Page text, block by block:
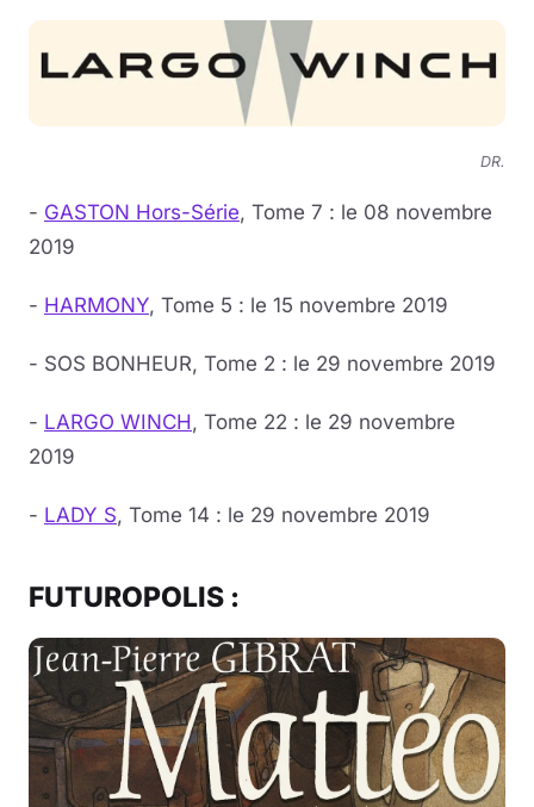
DR.
- GASTON Hors-Série, Tome 7 : le 08 novembre
2019
- HARMONY, Tome 5 : le 15 novembre 2019
- SOS BONHEUR, Tome 2 : le 29 novembre 2019
- LARGO WINCH, Tome 22 : le 29 novembre
2019
- LADY S, Tome 14 : le 29 novembre 2019
FUTUROPOLIS :